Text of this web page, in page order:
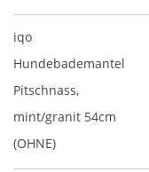
iqo
Hundebademantel
Pitschnass,
mint/granit 54cm
(OHNE)